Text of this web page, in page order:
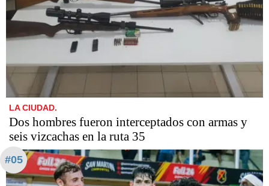
LA CIUDAD.
Dos hombres fueron interceptados con armas y
seis vizcachas en la ruta 35
#05